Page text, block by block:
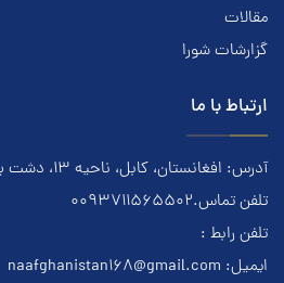
مقالات
گزارشات شورا
ارتباط با ما
آدرس: افغانستان، کابل، ناحیه ۱۳، دشت برچی
تلفن تماس.0093711565502
تلفن رابط :
ایمیل: naafghanistan168@gmail.com